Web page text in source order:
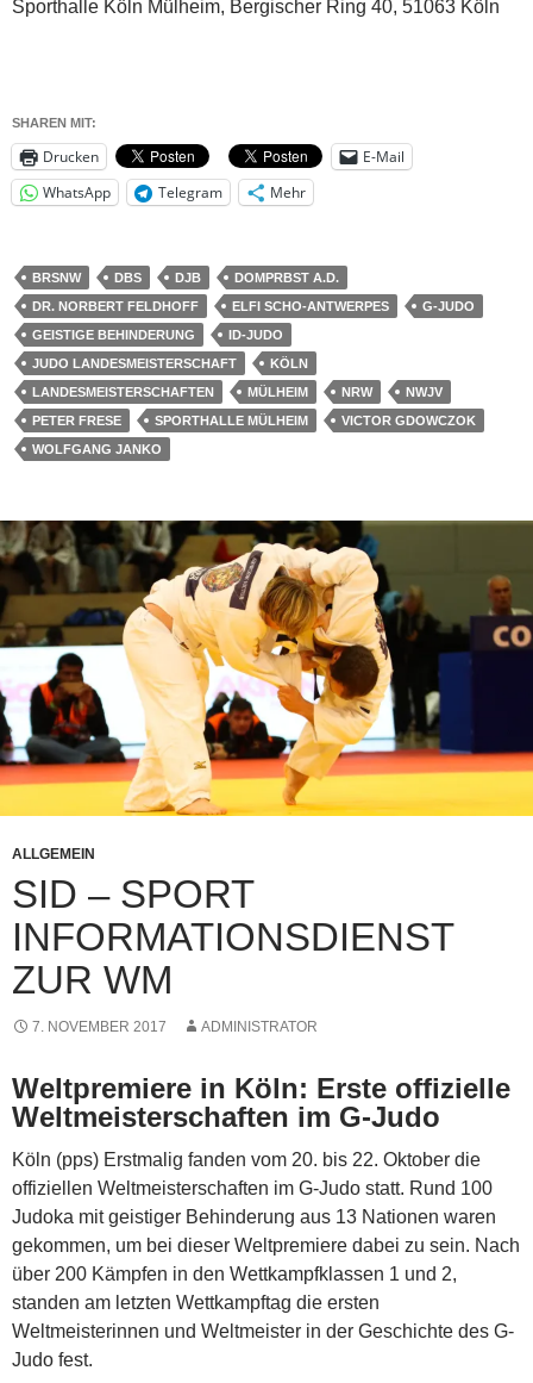
Sporthalle Köln Mülheim, Bergischer Ring 40, 51063 Köln
SHAREN MIT:
Drucken
E-Mail
WhatsApp
Telegram Mehr
BRSNW DBS DJB
DOMPRBST A.D.
DR. NORBERT FELDHOFF
ELFI SCHO-ANTWERPES
G-JUDO
GEISTIGE BEHINDERUNG
ID-JUDO
JUDO LANDESMEISTERSCHAFT
KÖLN
LANDESMEISTERSCHAFTEN
MÜLHEIM NRW
NWJV
PETER FRESE
SPORTHALLE MÜLHEIM
VICTOR GDOWCZOK
WOLFGANG JANKO
ALLGEMEIN
SID – SPORT
INFORMATIONSDIENST
ZUR WM
7. NOVEMBER 2017 ADMINISTRATOR
Weltpremiere in Köln: Erste offizielle
Weltmeisterschaften im G-Judo
Köln (pps) Erstmalig fanden vom 20. bis 22. Oktober die
offiziellen Weltmeisterschaften im G-Judo statt. Rund 100
Judoka mit geistiger Behinderung aus 13 Nationen waren
gekommen, um bei dieser Weltpremiere dabei zu sein. Nach
über 200 Kämpfen in den Wettkampfklassen 1 und 2,
standen am letzten Wettkampftag die ersten
Weltmeisterinnen und Weltmeister in der Geschichte des G-
Judo fest.